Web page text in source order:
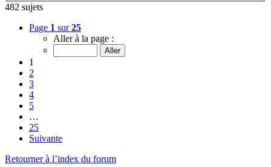
482 sujets
Page 1 sur25
Aller à la page :
1
2
3
4
5
…
25
Suivante
Retourner à l’index du forum